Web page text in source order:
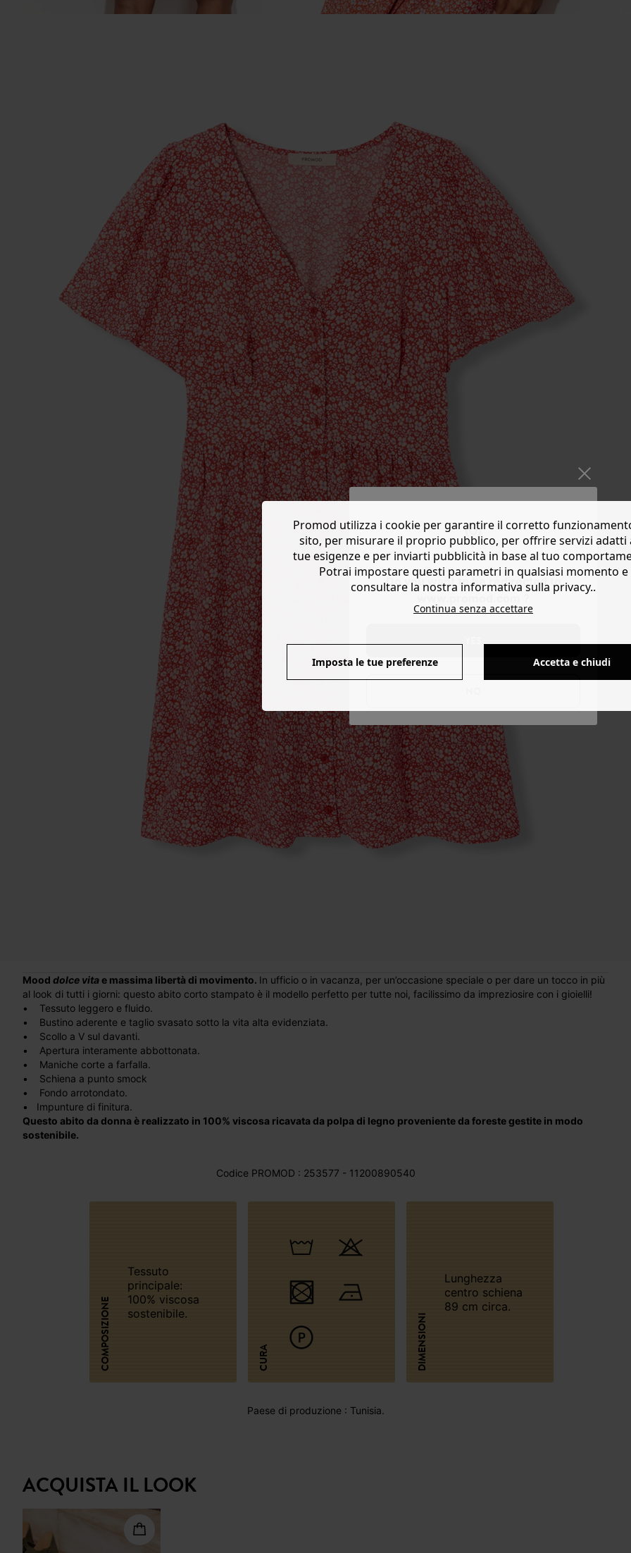
Do you want to be redirected to
Mood dolce vitae massima libertà di movimento. In ufficio o in vacanza, per un’occasione speciale o per dare un tocco in più
al look di tutti i giorni: questo abito corto stampato è il modello perfetto per tutte noi, facilissimo da impreziosire con i gioielli!
• Tessuto leggero e fluido.
• Bustino aderente e taglio svasato sotto la vita alta evidenziata.
• Scollo a V sul davanti.
• Apertura interamente abbottonata.
• Maniche corte a farfalla.
• Schiena a punto smock
• Fondo arrotondato.
• Impunture di finitura.
Questo abito da donna è realizzato in 100% viscosa ricavata da polpa di legno proveniente da foreste gestite in modo
sostenibile.
Codice PROMOD : 253577 - 11200890540
COMPOSIZIONE
Tessuto
principale:
100% viscosa
sostenibile.
CURA DIMENSIONI
Lunghezza
centro schiena
89 cm circa.
Paese di produzione : Tunisia.
ACQUISTA IL LOOK
Promod utilizza i cookie per garantire il corretto
sito, per misurare il proprio pubblico, per offrire servizi adatti
tue esigenze e per inviarti pubblicità in base al tuo
Potrai impostare questi parametri in qualsiasi momento e
consultare la nostra informativa sulla privacy..
Continua senza accettare
Imposta le tue preferenze Accetta e chiudi